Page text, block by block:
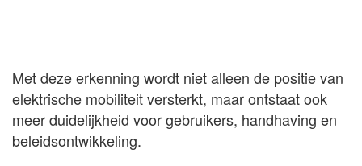
Met deze erkenning wordt niet alleen de positie van
elektrische mobiliteit versterkt, maar ontstaat ook
meer duidelijkheid voor gebruikers, handhaving en
beleidsontwikkeling.